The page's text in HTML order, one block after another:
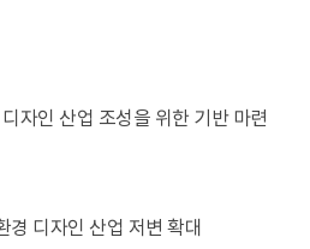
자인 산업 조성을 위한 기반 마련
경 디자인 산업 저변 확대